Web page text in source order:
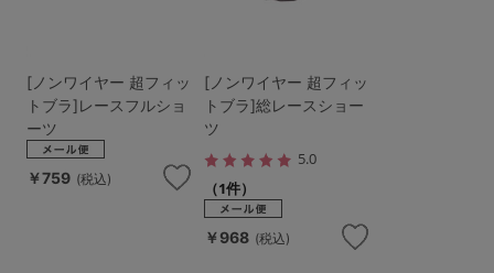
[ノンワイヤー 超フィッ
トブラ]レースフルショ
ーツ
￥759 (税込)
[ノンワイヤー 超フィッ
トブラ]総レースショー
ツ
5.0
（1件）
￥968 (税込)